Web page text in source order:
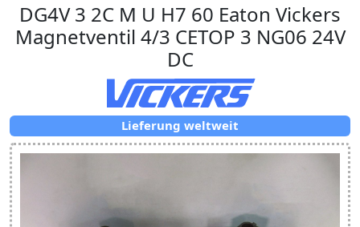
DG4V 3 2C M U H7 60 Eaton Vickers
Magnetventil 4/3 CETOP 3 NG06 24V
DC
Lieferung weltweit